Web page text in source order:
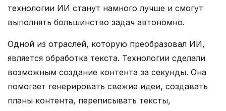
технологии ИИ станут намного лучше и смогут
выполнять большинство задач автономно.
Одной из отраслей, которую преобразовал ИИ,
является обработка текста. Технологии сделали
возможным создание контента за секунды. Она
помогает генерировать свежие идеи, создавать
планы контента, переписывать тексты,